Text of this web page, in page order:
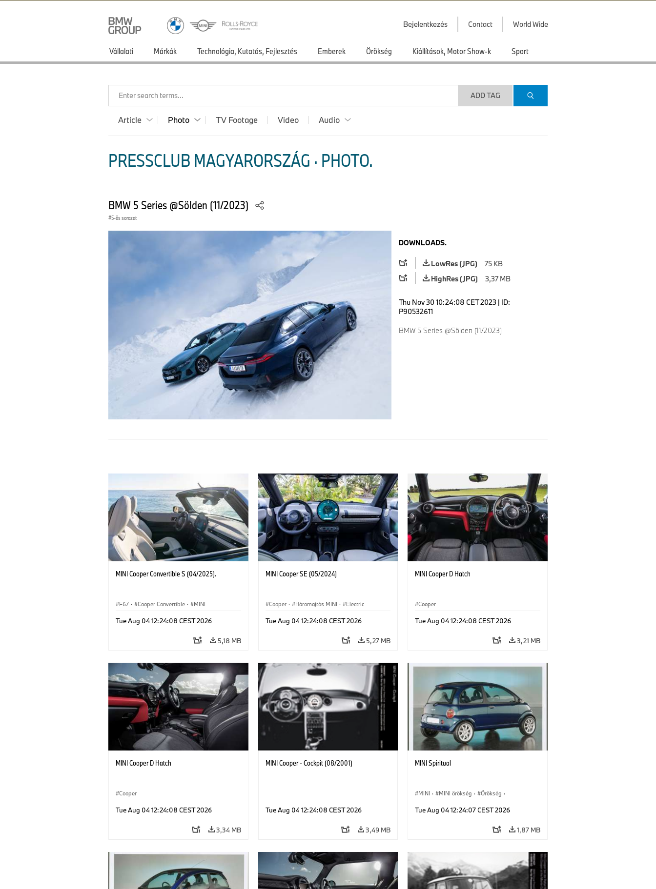
Bejelentkezés Contact World Wide
Vállalati Márkák Technológia, Kutatás, Fejlesztés Emberek Örökség Kiállítások, Motor Show-k Sport
Enter search terms... ADD TAG
Article Photo TV Footage Video Audio
PRESSCLUB MAGYARORSZÁG · PHOTO.
BMW 5 Series @Sölden (11/2023)
5-ös sorozat
DOWNLOADS.
LowRes (JPG)
75 KB
HighRes (JPG)
3,37 MB
Thu Nov 30 10:24:08 CET 2023 | ID:
P90532611
BMW 5 Series @Sölden (11/2023)
MINI Cooper Convertible S (04/2025).
F67 · Cooper Convertible · MINI
Tue Aug 04 12:24:08 CEST 2026
5,18 MB
MINI Cooper SE (05/2024)
Cooper · Háromajtós MINI · Electric
Tue Aug 04 12:24:08 CEST 2026
5,27 MB
MINI Cooper D Hatch
Cooper
Tue Aug 04 12:24:08 CEST 2026
3,21 MB
MINI Cooper D Hatch
Cooper
Tue Aug 04 12:24:08 CEST 2026
3,34 MB
MINI Cooper - Cockpit (08/2001)
Tue Aug 04 12:24:08 CEST 2026
3,49 MB
MINI Spiritual
MINI · MINI örökség · Örökség ·
Tue Aug 04 12:24:07 CEST 2026
1,87 MB